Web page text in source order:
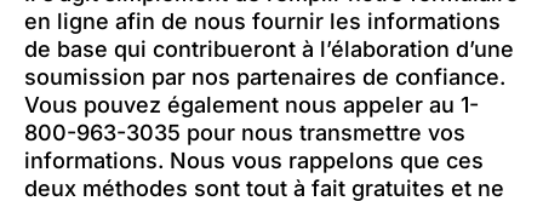
en ligne afin de nous fournir les informations
de base qui contribueront à l’élaboration d’une
soumission par nos partenaires de confiance.
Vous pouvez également nous appeler au 1-
800-963-3035 pour nous transmettre vos
informations. Nous vous rappelons que ces
deux méthodes sont tout à fait gratuites et ne